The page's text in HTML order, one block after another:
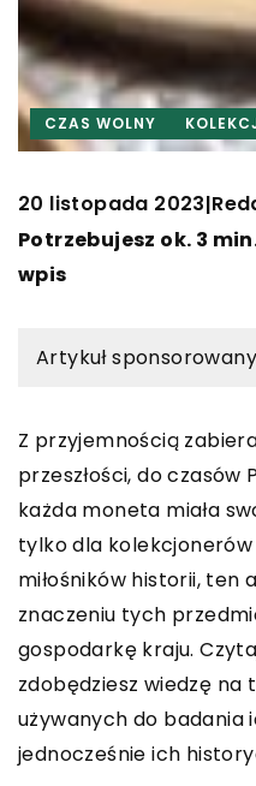
CZAS WOLNY
20 listopada 2023|
Potrzebujesz ok. 3
wpis
Artykuł sponsorowany
Z przyjemnością
przeszłości, do czasów
każda moneta miała
tylko dla
miłośników historii, ten
znaczeniu tych
gospodarkę kraju.
zdobędziesz wiedzę
używanych do badania
jednocześnie ich